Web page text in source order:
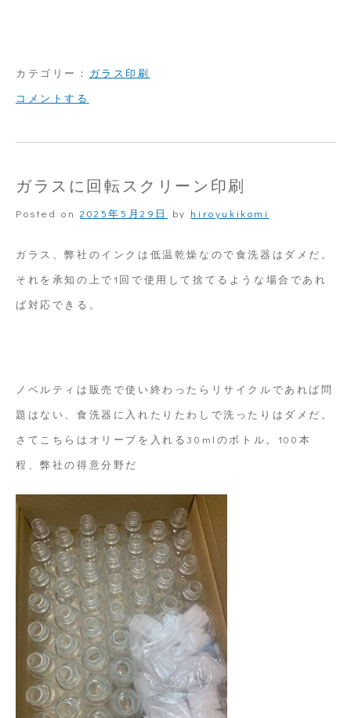
カテゴリー： ガラス印刷
コメントする
か
デ
ザ
ン
ガラスに回転スクリーン印刷
Posted on 2025年5月29日 by hiroyukikomi
ガラス、弊社のインクは低温乾燥なので食洗器はダメだ。
それを承知の上で1回で使用して捨てるような場合であれ
ば対応できる。
ノベルティは販売で使い終わったらリサイクルであれば問
題はない、食洗器に入れたりたわしで洗ったりはダメだ。
さてこちらはオリーブを入れる30mlのボトル。100本
程、弊社の得意分野だ